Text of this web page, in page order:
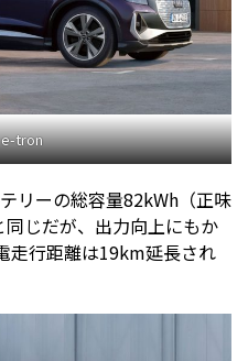
tron
リーの総容量82kWh（正味
じだが、出力向上にもか
走行距離は19km延長され